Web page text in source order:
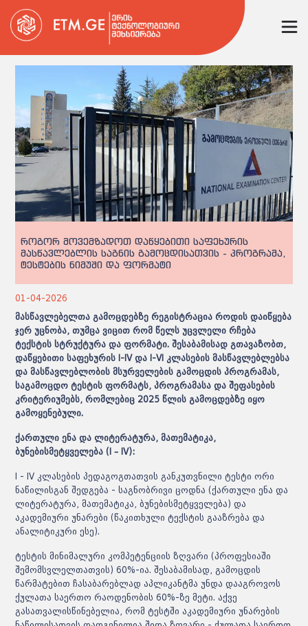
როგორ მოვემზადოთ დაწყებითი საფეხურის
მასწავლებლის საგნის გამოცდისათვის - პროგრამა,
ტესტების ნიმუში და ფორმატი
01-04-2026
მასწავლებელთა გამოცდებზე რეგისტრაცია როდის დაიწყება
ჯერ უცნობა, თუმცა ვიცით რომ წელს უცვლელი რჩება
ტექსტის სტრუქტურა და ფორმატი. შესაბამისად გთავაზობთ,
დაწყებითი საფეხურის I-IV და I-VI კლასების მასწავლებლებსა
და მასწავლებლობის მსურველების გამოცდის პროგრამას,
საგამოცდო ტესტის ფორმატს, პროგრამასა და შეფასების
კრიტერიუმებს, რომლებიც 2025 წლის გამოცდებზე იყო
გამოყენებული.
ქართული ენა და ლიტერატურა, მათემატიკა,
ბუნებისმეტყველება (I – IV):
I - IV კლასების პედაგოგთათვის განკუთვნილი ტესტი ორი
ნაწილისგან შედგება - საგნობრივი ცოდნა (ქართული ენა და
ლიტერატურა, მათემატიკა, ბუნებისმეტყველება) და
აკადემიური უნარები (წაკითხული ტექსტის გააზრება და
ანალიტიკური ესე).
ტესტის მინიმალური კომპეტენციის ზღვარი (პროფესიაში
შემომსვლელთათვის) 60%-ია. შესაბამისად, გამოცდის
წარმატებით ჩასაბარებლად აპლიკანტმა უნდა დააგროვოს
ქულათა საერთო რაოდენობის 60%-ზე მეტი. აქვე
გასათვალისწინებელია, რომ ტესტში აკადემიური უნარების